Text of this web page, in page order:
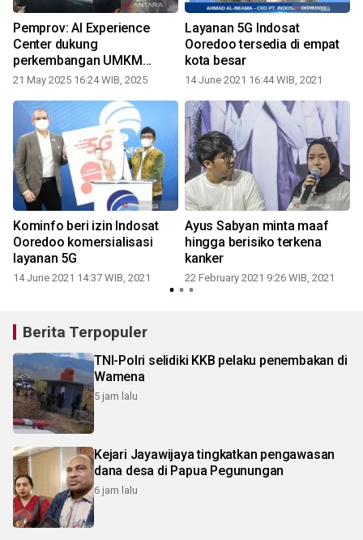
Pemprov: AI Experience
Center dukung
perkembangan UMKM
Papua
21 May 2025 16:24 WIB, 2025
Layanan 5G Indosat
Ooredoo tersedia di empat
kota besar
14 June 2021 16:44 WIB, 2021
Kominfo beri izin Indosat
Ooredoo komersialisasi
layanan 5G
14 June 2021 14:37 WIB, 2021
Ayus Sabyan minta maaf
hingga berisiko terkena
kanker
22 February 2021 9:26 WIB, 2021
Berita Terpopuler
TNI-Polri selidiki KKB pelaku penembakan di
Wamena
5 jam lalu
Kejari Jayawijaya tingkatkan pengawasan
dana desa di Papua Pegunungan
6 jam lalu